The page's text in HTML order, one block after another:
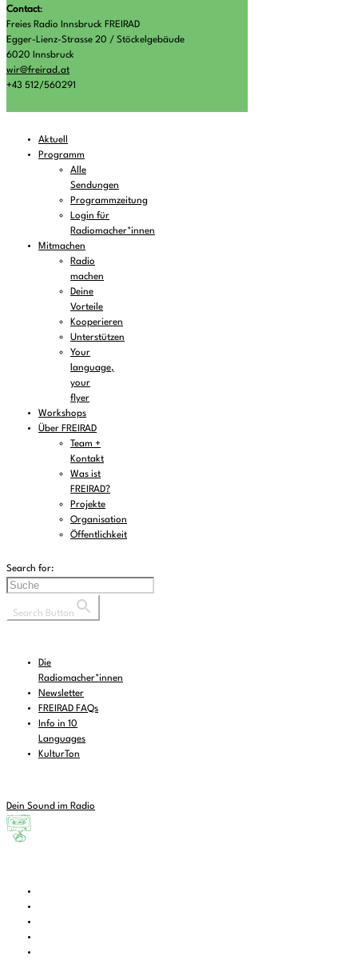
Contact:
Freies Radio Innsbruck FREIRAD
Egger-Lienz-Strasse 20 / Stöckelgebäude
6020 Innsbruck
wir@freirad.at
+43 512/560291
Aktuell
Programm
Alle
Sendungen
Programmzeitung
Login für
Radiomacher*innen
Mitmachen
Radio
machen
Deine
Vorteile
Kooperieren
Unterstützen
Your
language,
your
flyer
Workshops
Über FREIRAD
Team +
Kontakt
Was ist
FREIRAD?
Projekte
Organisation
Öffentlichkeit
Search for:
Search Button
Die
Radiomacher*innen
Newsletter
FREIRAD FAQs
Info in 10
Languages
KulturTon
Dein Sound im Radio